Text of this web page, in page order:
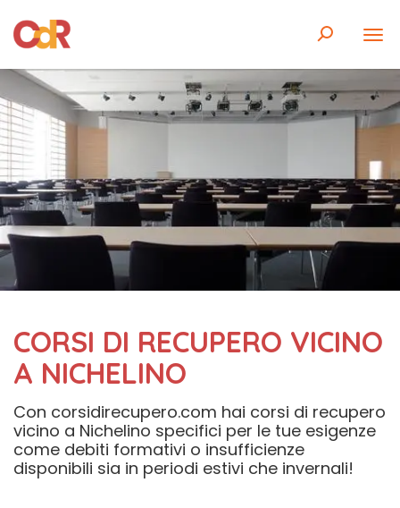
CORSI DI RECUPERO VICINO
A NICHELINO
Con corsidirecupero.com hai corsi di recupero
vicino a Nichelino specifici per le tue esigenze
come debiti formativi o insufficienze
disponibili sia in periodi estivi che invernali!